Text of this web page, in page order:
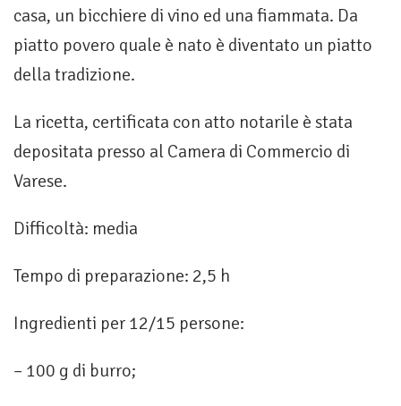
casa, un bicchiere di vino ed una fiammata. Da
piatto povero quale è nato è diventato un piatto
della tradizione.
La ricetta, certificata con atto notarile è stata
depositata presso al Camera di Commercio di
Varese.
Difficoltà: media
Tempo di preparazione: 2,5 h
Ingredienti per 12/15 persone:
– 100 g di burro;